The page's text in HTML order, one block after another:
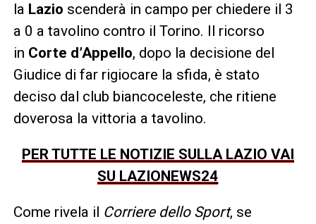
la Lazio scenderà in campo per chiedere il 3
a 0 a tavolino contro il Torino. Il ricorso
in Corte d’Appello, dopo la decisione del
Giudice di far rigiocare la sfida, è stato
deciso dal club biancoceleste, che ritiene
doverosa la vittoria a tavolino.
PER TUTTE LE NOTIZIE SULLA LAZIO VAI
SU LAZIONEWS24
Come rivela il Corriere dello Sport, se